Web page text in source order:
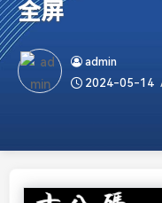
全屏
admin
2024-05-14